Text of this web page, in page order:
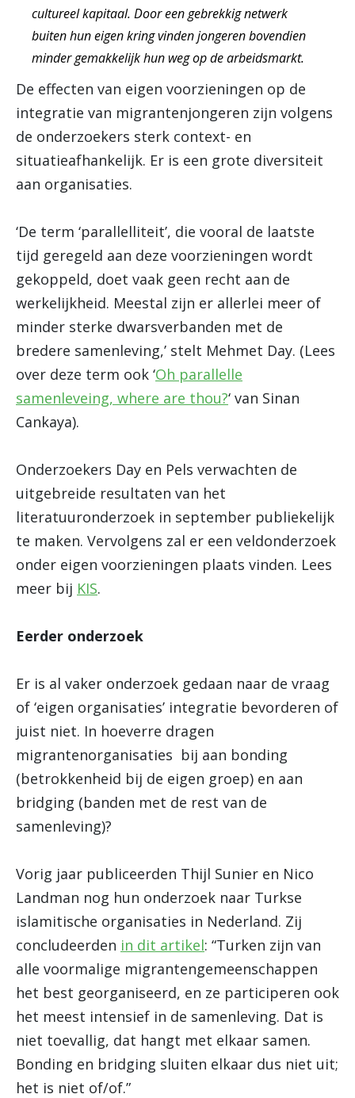
cultureel kapitaal. Door een gebrekkig netwerk
buiten hun eigen kring vinden jongeren bovendien
minder gemakkelijk hun weg op de arbeidsmarkt.
De effecten van eigen voorzieningen op de
integratie van migrantenjongeren zijn volgens
de onderzoekers sterk context- en
situatieafhankelijk. Er is een grote diversiteit
aan organisaties.
‘De term ‘parallelliteit’, die vooral de laatste
tijd geregeld aan deze voorzieningen wordt
gekoppeld, doet vaak geen recht aan de
werkelijkheid. Meestal zijn er allerlei meer of
minder sterke dwarsverbanden met de
bredere samenleving,’ stelt Mehmet Day. (Lees
over deze term ook ‘Oh parallelle
samenleveing, where are thou?‘ van Sinan
Cankaya).
Onderzoekers Day en Pels verwachten de
uitgebreide resultaten van het
literatuuronderzoek in september publiekelijk
te maken. Vervolgens zal er een veldonderzoek
onder eigen voorzieningen plaats vinden. Lees
meer bij KIS.
Eerder onderzoek
Er is al vaker onderzoek gedaan naar de vraag
of ‘eigen organisaties’ integratie bevorderen of
juist niet. In hoeverre dragen
migrantenorganisaties bij aan bonding
(betrokkenheid bij de eigen groep) en aan
bridging (banden met de rest van de
samenleving)?
Vorig jaar publiceerden Thijl Sunier en Nico
Landman nog hun onderzoek naar Turkse
islamitische organisaties in Nederland. Zij
concludeerden in dit artikel: “Turken zijn van
alle voormalige migrantengemeenschappen
het best georganiseerd, en ze participeren ook
het meest intensief in de samenleving. Dat is
niet toevallig, dat hangt met elkaar samen.
Bonding en bridging sluiten elkaar dus niet uit;
het is niet of/of.”